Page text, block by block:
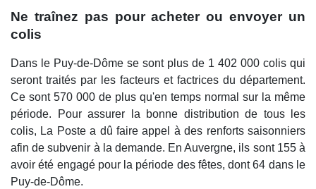
Ne traînez pas pour acheter ou envoyer un
colis
Dans le Puy-de-Dôme se sont plus de 1 402 000 colis qui
seront traités par les facteurs et factrices du département.
Ce sont 570 000 de plus qu'en temps normal sur la même
période. Pour assurer la bonne distribution de tous les
colis, La Poste a dû faire appel à des renforts saisonniers
afin de subvenir à la demande. En Auvergne, ils sont 155 à
avoir été engagé pour la période des fêtes, dont 64 dans le
Puy-de-Dôme.